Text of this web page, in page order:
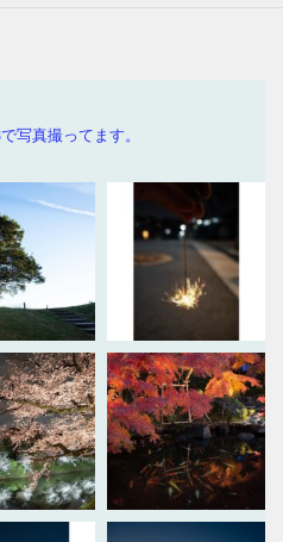
写真撮ってます。